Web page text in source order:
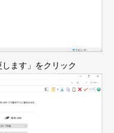
ます」をクリック